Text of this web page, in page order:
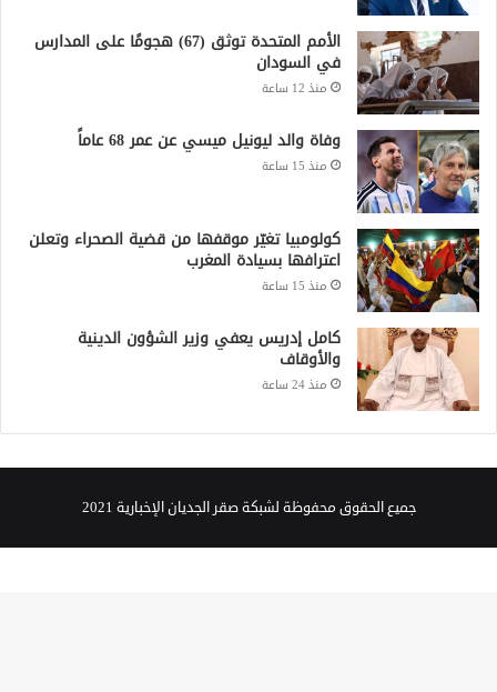
الأمم المتحدة توثق (67) هجومًا على المدارس
في السودان
منذ 12 ساعة
وفاة والد ليونيل ميسي عن عمر 68 عاماً
منذ 15 ساعة
كولومبيا تغيّر موقفها من قضية الصحراء وتعلن
اعترافها بسيادة المغرب
منذ 15 ساعة
كامل إدريس يعفي وزير الشؤون الدينية
والأوقاف
منذ 24 ساعة
جميع الحقوق محفوظة لشبكة صقر الجديان الإخبارية 2021